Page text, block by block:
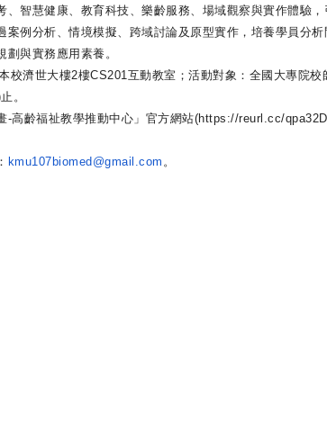
、智慧健康、教育科技、樂齡服務、 場域觀察與實作體驗
例分析、情境模擬、 跨域討論及原型實作，培養學員分
劃與實務應用素養。
校濟世大樓2樓CS201互動教室；活動對象： 全國大專院校
。
-高齡福祉教學推動中心」官方網站(https://reurl.cc/
kmu107biomed@gmail.com 。